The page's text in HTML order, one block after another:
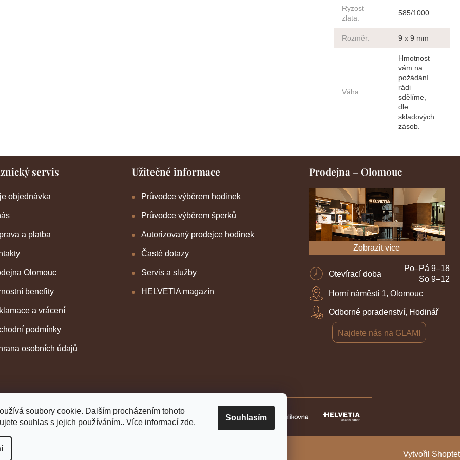
soubory cookie. Dalším procházením tohoto
souhlas s jejich používáním.. Více informací zde.
Souhlasím
Ryzost
zlata:
585/1000
Rozměr: 9 x 9 mm
Váha:
Hmotnost
vám na
požádání
rádi
sdělíme,
dle
skladových
zásob.
servis
objednávka
a platba
Olomouc
benefity
a vrácení
podmínky
osobních údajů
Užitečné informace
Průvodce výběrem hodinek
Průvodce výběrem šperků
Autorizovaný prodejce hodinek
Časté dotazy
Servis a služby
HELVETIA magazín
Prodejna – Olomouc
Zobrazit více
Otevírací doba
Po–Pá 9–18
So 9–12
Horní náměstí 1, Olomouc
Odborné poradenství, Hodinář
Najdete nás na GLAMI
Vytvořil Shoptet